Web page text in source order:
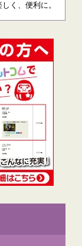
く、便利に。